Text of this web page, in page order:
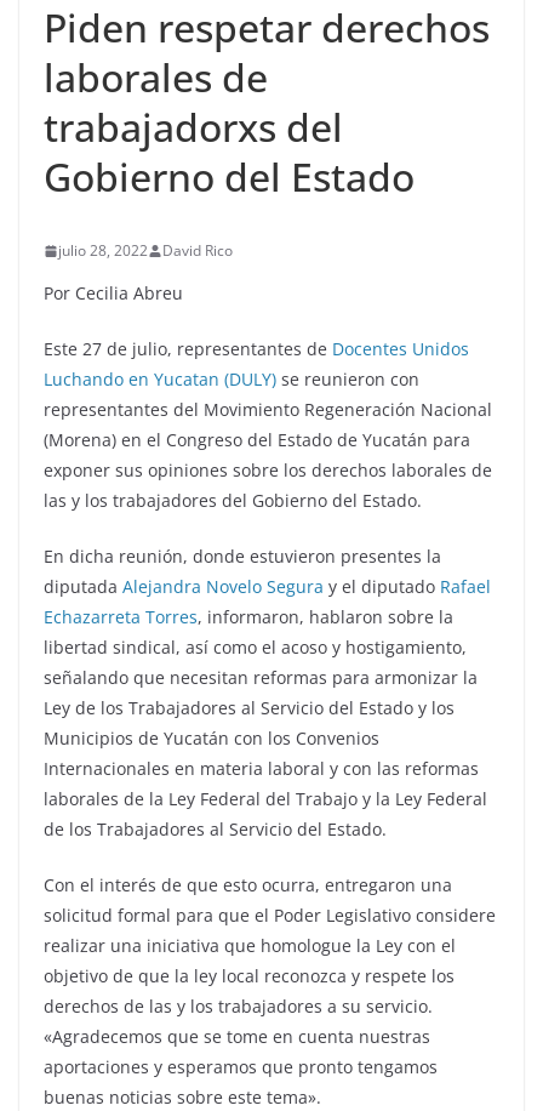
Piden respetar derechos
laborales de
trabajadorxs del
Gobierno del Estado
julio 28, 2022 David Rico
Por Cecilia Abreu
Este 27 de julio, representantes de Docentes Unidos
Luchando en Yucatan (DULY) se reunieron con
representantes del Movimiento Regeneración Nacional
(Morena) en el Congreso del Estado de Yucatán para
exponer sus opiniones sobre los derechos laborales de
las y los trabajadores del Gobierno del Estado.
En dicha reunión, donde estuvieron presentes la
diputada Alejandra Novelo Segura y el diputado Rafael
Echazarreta Torres, informaron, hablaron sobre la
libertad sindical, así como el acoso y hostigamiento,
señalando que necesitan reformas para armonizar la
Ley de los Trabajadores al Servicio del Estado y los
Municipios de Yucatán con los Convenios
Internacionales en materia laboral y con las reformas
laborales de la Ley Federal del Trabajo y la Ley Federal
de los Trabajadores al Servicio del Estado.
Con el interés de que esto ocurra, entregaron una
solicitud formal para que el Poder Legislativo considere
realizar una iniciativa que homologue la Ley con el
objetivo de que la ley local reconozca y respete los
derechos de las y los trabajadores a su servicio.
«Agradecemos que se tome en cuenta nuestras
aportaciones y esperamos que pronto tengamos
buenas noticias sobre este tema».